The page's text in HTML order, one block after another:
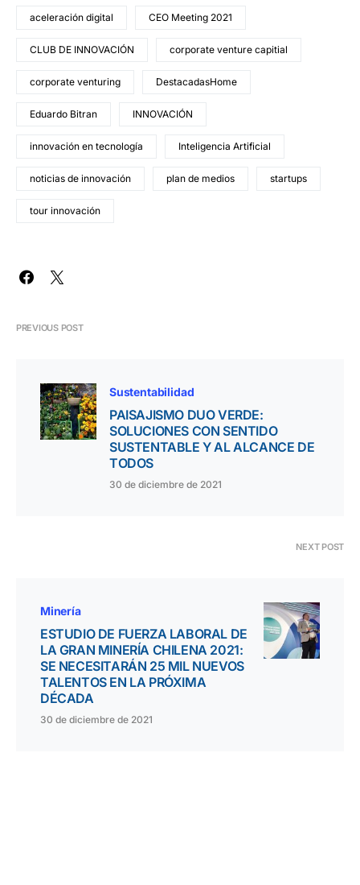
aceleración digital CEO Meeting 2021
CLUB DE INNOVACIÓN corporate venture capitial
corporate venturing DestacadasHome
Eduardo Bitran INNOVACIÓN
innovación en tecnología Inteligencia Artificial
noticias de innovación plan de medios startups
tour innovación
PREVIOUS POST
Sustentabilidad
PAISAJISMO DUO VERDE:
SOLUCIONES CON SENTIDO
SUSTENTABLE Y AL ALCANCE DE
TODOS
30 de diciembre de 2021
NEXT POST
Minería
ESTUDIO DE FUERZA LABORAL DE
LA GRAN MINERÍA CHILENA 2021:
SE NECESITARÁN 25 MIL NUEVOS
TALENTOS EN LA PRÓXIMA
DÉCADA
30 de diciembre de 2021